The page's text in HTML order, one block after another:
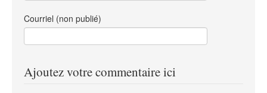
Courriel (non publié)
Ajoutez votre commentaire ici